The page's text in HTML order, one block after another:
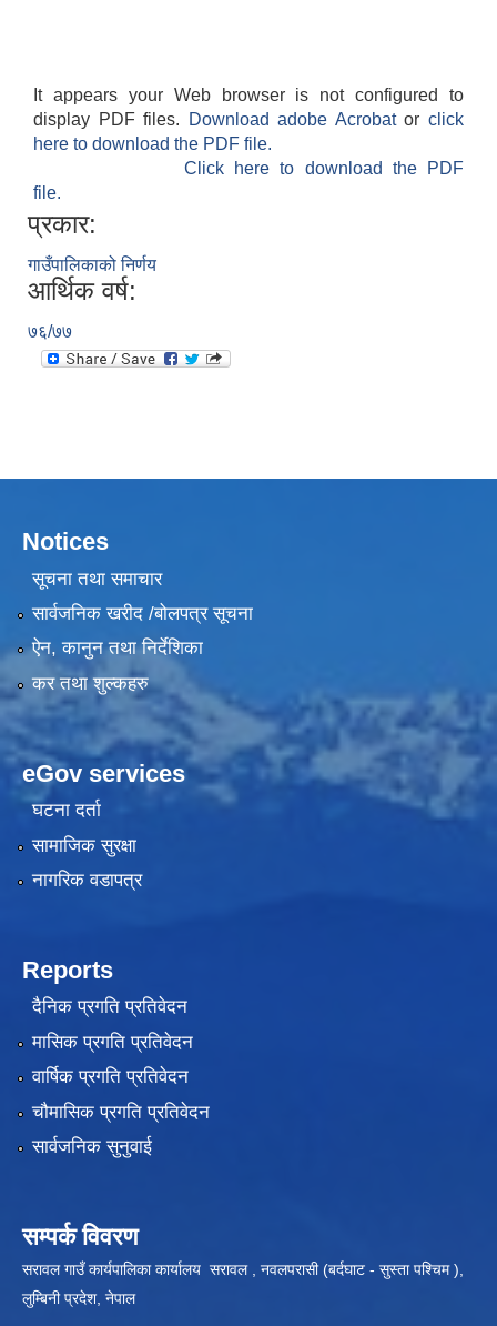
It appears your Web browser is not configured to
display PDF files.
Download adobe Acrobatorclick
here to download the PDF file.
Click here to download the PDF
file.
प्रकार:
गाउँपालिकाको निर्णय
आर्थिक वर्ष:
७६/७७
Notices
सूचना तथा समाचार
सार्वजनिक खरीद /बोलपत्र सूचना
ऐन, कानुन तथा निर्देशिका
कर तथा शुल्कहरु
eGov services
घटना दर्ता
सामाजिक सुरक्षा
नागरिक वडापत्र
Reports
दैनिक प्रगति प्रतिवेदन
मासिक प्रगति प्रतिवेदन
वार्षिक प्रगति प्रतिवेदन
चौमासिक प्रगति प्रतिवेदन
सार्वजनिक सुनुवाई
सम्पर्क विवरण
सरावल गाउँ कार्यपालिका कार्यालय सरावल , नवलपरासी (बर्दघाट - सुस्ता पश्चिम ),
लुम्बिनी प्रदेश, नेपाल